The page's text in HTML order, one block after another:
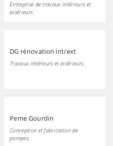
Entreprise de travaux intérieurs et
extérieurs
DG rénovation int/ext
Travaux intérieurs et extérieurs
Peme Gourdin
Conception et fabrication de
pompes.